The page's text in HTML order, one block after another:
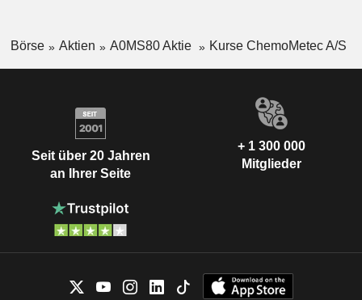
Börse Aktien A0MS80 Aktie Kurse ChemoMetec A/S
Seit über 20 Jahren
an Ihrer Seite
+ 1 300 000
Mitglieder